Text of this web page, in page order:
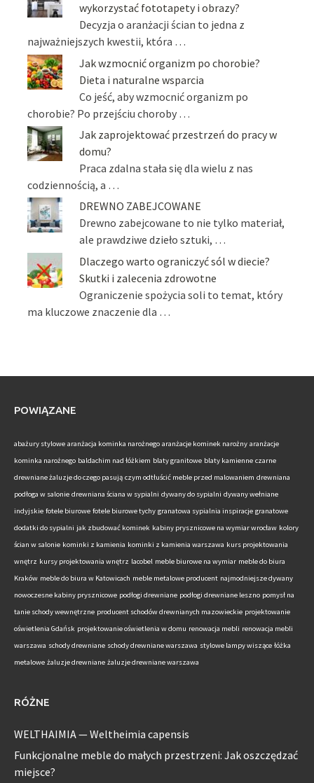
wykorzystać fototapety i obrazy?
Decyzja o aranżacji ścian to jedna z
najważniejszych kwestii, która …
Jak wzmocnić organizm po chorobie?
Dieta i naturalne wsparcia
Co jeść, aby wzmocnić organizm po
chorobie? Po przejściu choroby …
Jak zaprojektować przestrzeń do pracy w
domu?
Praca zdalna stała się dla wielu z nas
codziennością, a …
DREWNO ZABEJCOWANE
Drewno zabejcowane to nie tylko materiał,
ale prawdziwe dzieło sztuki, …
Dlaczego warto ograniczyć sól w diecie?
Skutki i zalecenia zdrowotne
Ograniczenie spożycia soli to temat, który
ma kluczowe znaczenie dla …
POWIĄZANE
abażury stylowe aranżacja kominka narożnego aranżacje kominek narożny aranżacje
kominka narożnego baldachim nad łóżkiem blaty granitowe blaty kamienne czarne
drewniane żaluzje do czego pasują czym odtłuścić meble przed malowaniem drewniana
podłoga w salonie drewniana ściana w sypialni dywany do sypialni dywany wełniane
indyjskie fotele biurowe fotele biurowe tychy granatowa sypialnia inspiracje granatowe
dodatki do sypialni jak zbudować kominek kabiny prysznicowe na wymiar wrocław kolory
ścian w salonie kominki z kamienia kominki z kamienia warszawa kurs projektowania
wnętrz kursy projektowania wnętrz lacobel meble biurowe na wymiar meble do biura
Kraków meble do biura w Katowicach meble metalowe producent najmodniejsze dywany
nowoczesne kabiny prysznicowe podłogi drewniane podłogi drewniane leszno pomysł na
tanie schody wewnętrzne producent schodów drewnianych mazowieckie projektowanie
oświetlenia Gdańsk projektowanie oświetlenia w domu renowacja mebli renowacja mebli
warszawa schody drewniane schody drewniane warszawa stylowe lampy wiszące łóżka
metalowe żaluzje drewniane żaluzje drewniane warszawa
RÓŻNE
WELTHAIMIA — Weltheimia capensis
Funkcjonalne meble do małych przestrzeni: Jak oszczędzać
miejsce?